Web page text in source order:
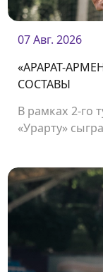
07 Авг. 2026
«АРАРАТ-
СОСТАВЫ
В рамках 2-го
«Урарту»